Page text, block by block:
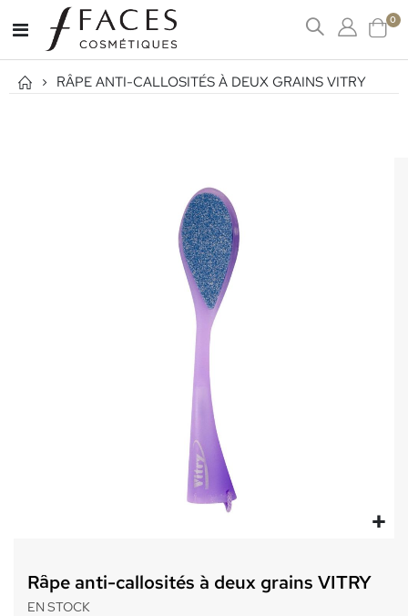
Cart
0
Affichage
navigation
RÂPE ANTI-CALLOSITÉS À DEUX GRAINS VITRY
début
Râpe anti-callosités à deux grains VITRY
EN STOCK